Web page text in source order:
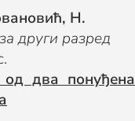
Н.
други разред
од два понуђена